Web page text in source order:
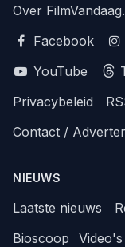
Over
Facebook
YouTube
Privacybeleid
Contact /
NIEUWS
Laatste nieuws
Bioscoop
Video's